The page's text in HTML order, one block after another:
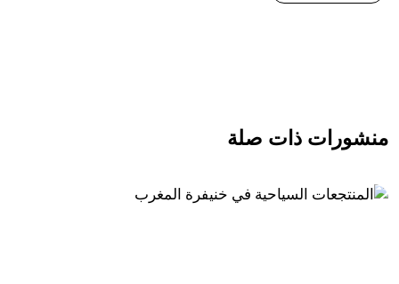
منشورات ذات صلة